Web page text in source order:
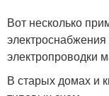
Вот несколько
электропроводки
В старых домах и